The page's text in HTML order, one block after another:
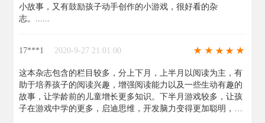
小故事，又有鼓励孩子动手创作的小游戏，很好看的杂
志。......
17***1 2020-9-27 21:01:00
这本杂志包含的栏目较多，分上下月，上半月以阅读为主，有
助于培养孩子的阅读兴趣，增强阅读能力以及一些生动有趣的
故事，让学龄前的儿童增长更多知识。下半月游戏较多，让孩
子在游戏中学的更多，启迪思维，开发脑力变得更加聪明，是